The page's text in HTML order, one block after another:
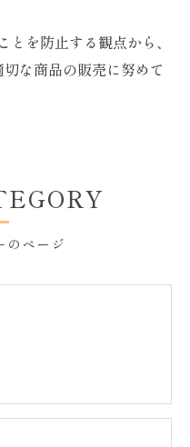
を防止する観点から、
な商品の販売に努めて
のページ